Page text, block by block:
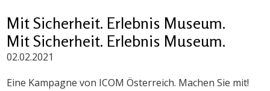
Mit Sicherheit. Erlebnis Museum.
Mit Sicherheit. Erlebnis Museum.
02.02.2021
Eine Kampagne von ICOM Österreich. Machen Sie mit!